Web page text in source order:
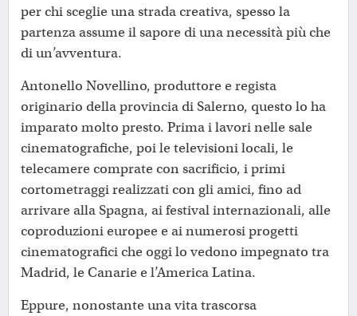
per chi sceglie una strada creativa, spesso la
partenza assume il sapore di una necessità più che
di un’avventura.
Antonello Novellino, produttore e regista
originario della provincia di Salerno, questo lo ha
imparato molto presto. Prima i lavori nelle sale
cinematografiche, poi le televisioni locali, le
telecamere comprate con sacrificio, i primi
cortometraggi realizzati con gli amici, fino ad
arrivare alla Spagna, ai festival internazionali, alle
coproduzioni europee e ai numerosi progetti
cinematografici che oggi lo vedono impegnato tra
Madrid, le Canarie e l’America Latina.
Eppure, nonostante una vita trascorsa